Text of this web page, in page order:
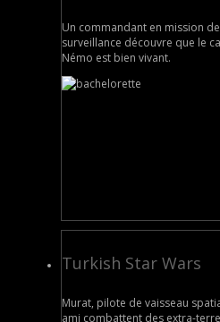
Un commandant en mission de
surveillance découvre que le
Némo est bien vivant.
Turkish Star Wars
Murat, pilote de vaisseau
ami combattent des extra-